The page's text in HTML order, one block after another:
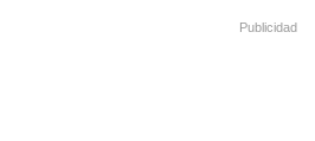
Publicidad